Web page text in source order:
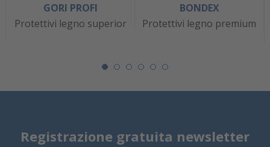
GORI PROFI
Protettivi legno superior
BONDEX
Protettivi legno premium
Registrazione gratuita newsletter